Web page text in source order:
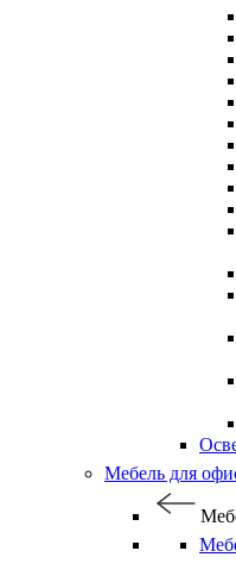
Мебель для